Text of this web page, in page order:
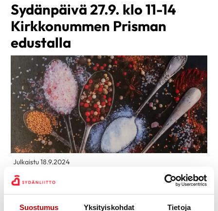
Suostumus Yksityiskohdat Tietoja
Sydänpäivä 27.9. klo 11-14
Kirkkonummen Prisman
edustalla
Julkaistu 18.9.2024
Jaa Whatsapp
Elämän suola ei ole purkissa!